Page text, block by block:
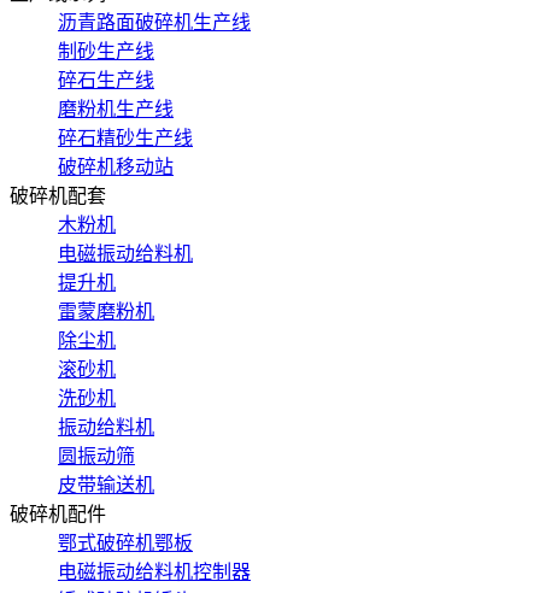
沥青路面破碎机生产线
制砂生产线
碎石生产线
磨粉机生产线
碎石精砂生产线
破碎机移动站
破碎机配套
木粉机
电磁振动给料机
提升机
雷蒙磨粉机
除尘机
滚砂机
洗砂机
振动给料机
圆振动筛
皮带输送机
破碎机配件
鄂式破碎机鄂板
电磁振动给料机控制器